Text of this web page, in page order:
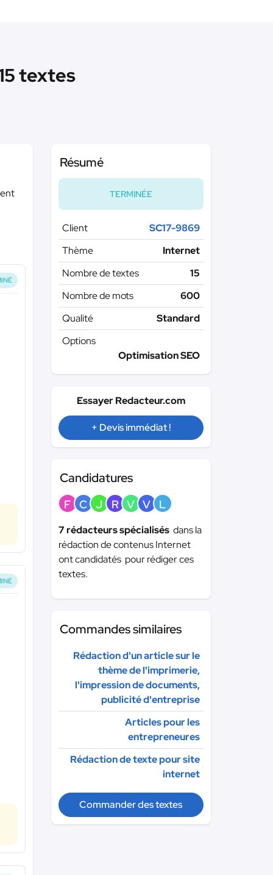
textes
Résumé
TERMINÉE
Client
SC17-9869
Thème
Internet
Nombre de textes
15
Nombre de mots
600
Qualité
Standard
Options
Optimisation SEO
Essayer Redacteur.com
+ Devis immédiat !
Candidatures
F C J R V V L
7 rédacteurs spécialisés dans la
rédaction de contenus Internet
ont candidatés pour rédiger ces
textes.
Commandes similaires
Rédaction d'un article sur le
thème de l'imprimerie,
l'impression de documents,
publicité d'entreprise
Articles pour les
entrepreneures
Rédaction de texte pour site
internet
Commander des textes